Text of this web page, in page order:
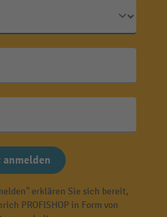
anmelden
erklären Sie sich bereit,
PROFISHOP in Form von